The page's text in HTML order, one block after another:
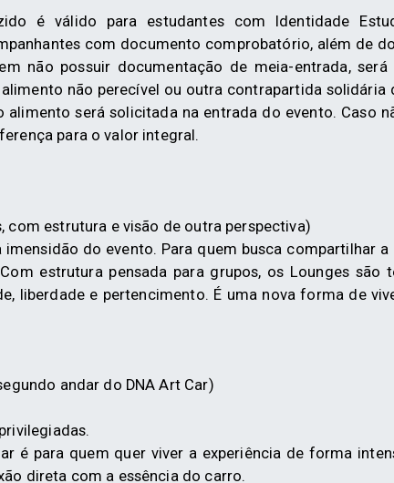
é válido para estudantes com Identidade
com documento comprobatório, além de
não possuir documentação de meia-entrada,
não perecível ou outra contrapartida solidária
será solicitada na entrada do evento. Caso
para o valor integral.
com estrutura e visão de outra perspectiva)
do evento. Para quem busca compartilhar
estrutura pensada para grupos, os Lounges são
liberdade e pertencimento. É uma nova forma de
andar do DNA Art Car)
é para quem quer viver a experiência de forma
direta com a essência do carro.